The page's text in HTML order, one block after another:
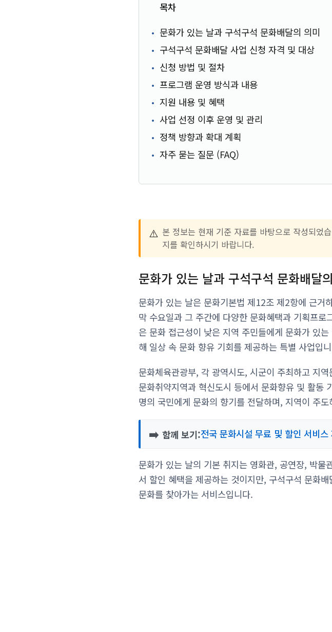
목차
문화가 있는 날과 구석구석 문화배달의 의미
구석구석 문화배달 사업 신청 자격 및 대상
신청 방법 및 절차
프로그램 운영 방식과 내용
지원 내용 및 혜택
사업 선정 이후 운영 및 관리
정책 방향과 확대 계획
자주 묻는 질문 (FAQ)
⚠️ 본 정보는 현재 기준 자료를 바탕으로 작성되었
지를 확인하시기 바랍니다.
문화가 있는 날과 구석구석 문화배달
문화가 있는 날은 문화기본법 제12조 제2항에 근거
막 수요일과 그 주간에 다양한 문화혜택과 기획프
은 문화 접근성이 낮은 지역 주민들에게 문화가 있
해 일상 속 문화 향유 기회를 제공하는 특별 사업입
문화체육관광부, 각 광역시도, 시군이 주최하고 지
문화취약지역과 혁신도시 등에서 문화향유 및 활
명의 국민에게 문화의 향기를 전달하며, 지역이 주
➡️ 함께 보기:전국 문화시설 무료 및 할인 서비
문화가 있는 날의 기본 취지는 영화관, 공연장, 박
서 할인 혜택을 제공하는 것이지만, 구석구석 문화
문화를 찾아가는 서비스입니다.